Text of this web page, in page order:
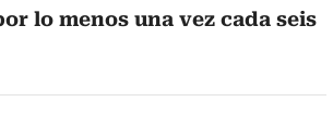
lo menos una vez cada seis